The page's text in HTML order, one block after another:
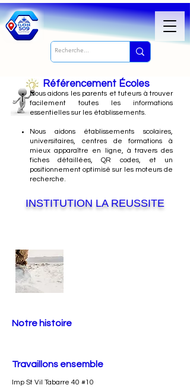
Référencement Écoles
Nousaidons les parents et tuteurs à trouver
facilement toutes les informations
essentielles sur les établissements.
Nous aidons établissements scolaires,
universitaires, centres de formations à
mieux apparaître en ligne, à travers des
fiches détaillées, QR codes, et un
positionnement optimisé sur les moteurs de
recherche.
INSTITUTION LA REUSSITE
Notre histoire
Travaillons ensemble
Imp St Vil Tabarre 40 #10